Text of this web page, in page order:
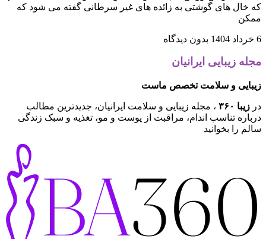
که خال های گوشتی به زائده های غیر سرطانی گفته می شود که
ممکن
6 خرداد 1404 بدون دیدگاه
مجله زیبایی ایرانیان
زیبایی و سلامت تخصص ماست
در زیبا ۳۶۰
، مجله زیبایی و سلامت ایرانیان، جدیدترین مطالب
درباره تناسب اندام، مراقبت از پوست و مو، تغذیه و سبک زندگی
سالم را بخوانید